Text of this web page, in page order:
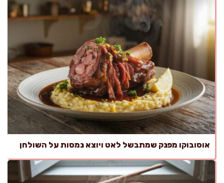
אוסובוקו מפנק שמתבשל לאט ויוצא נמסות על השולחן